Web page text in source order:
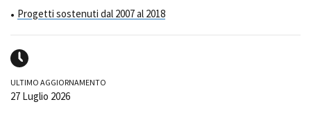
Progetti sostenuti dal 2007 al 2018
ULTIMO AGGIORNAMENTO
27 Luglio 2026